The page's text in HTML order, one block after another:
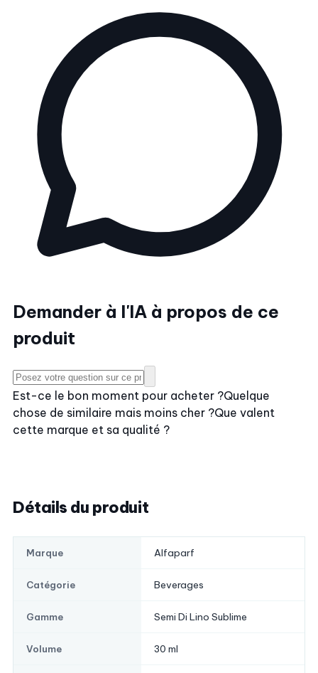
Demander à l'IA à propos de ce
produit
Est-ce le bon moment pour acheter ?Quelque
chose de similaire mais moins cher ?Que valent
cette marque et sa qualité ?
Détails du produit
Marque Alfaparf
Catégorie Beverages
Gamme Semi Di Lino Sublime
Volume 30 ml